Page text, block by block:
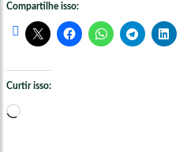
Compartilhe isso:
Curtir isso:
Carregando...